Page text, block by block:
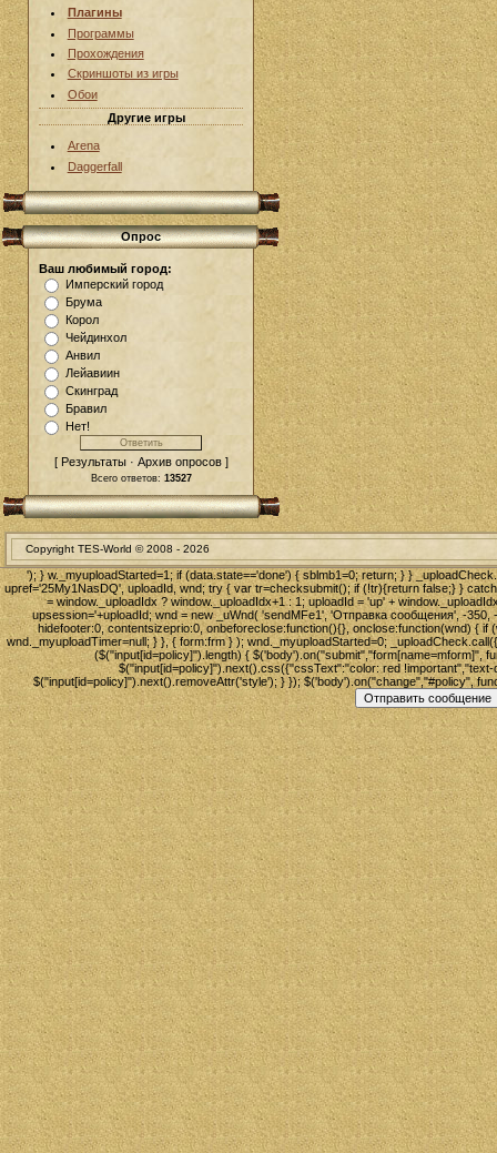
Плагины
Программы
Прохождения
Скриншоты из игры
Обои
Другие игры
Arena
Daggerfall
Опрос
Ваш любимый город:
Имперский город
Брума
Корол
Чейдинхол
Анвил
Лейавиин
Скинград
Бравил
Нет!
[ Результаты · Архив опросов ]
Всего ответов: 13527
Copyright TES-World © 2008 - 2026
'); } w._myuploadStarted=1; if (data.state=='done') { sblmb1=0; return; } }
upref='25My1NasDQ', uploadId, wnd; try { var tr=checksubmit(); if (!tr){return false;} }
= window._uploadIdx ? window._uploadIdx+1 : 1; uploadId = 'up' +
upsession='+uploadId; wnd = new _uWnd( 'sendMFe1', 'Отправка сообщения', -
hidefooter:0, contentsizeprio:0, onbeforeclose:function(){}, onclose:function(wnd) {
wnd._myuploadTimer=null; } }, { form:frm } ); wnd._myuploadStarted=0;
($("input[id=policy]").length) { $('body').on("submit","form[name=mform]",
$("input[id=policy]").next().css({"cssText":"color: red
$("input[id=policy]").next().removeAttr('style'); } }); $('body').on("change","#policy",